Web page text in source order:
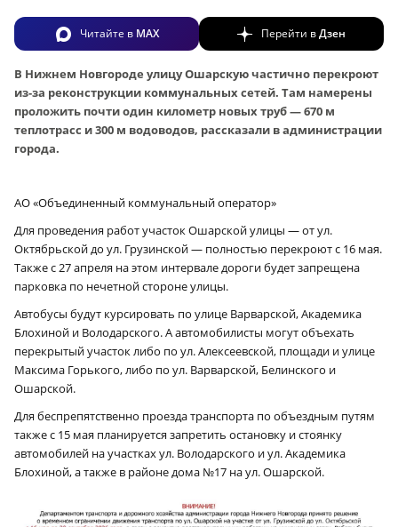
Читайте в MAX Перейти вДзен
В Нижнем Новгороде улицу Ошарскую частично перекроют
из-за реконструкции коммунальных сетей. Там намерены
проложить почти один километр новых труб — 670 м
теплотрасс и 300 м водоводов, рассказали в администрации
города.
АО «Объединенный коммунальный оператор»
Для проведения работ участок Ошарской улицы — от ул.
Октябрьской до ул. Грузинской — полностью перекроют с 16 мая.
Также с 27 апреля на этом интервале дороги будет запрещена
парковка по нечетной стороне улицы.
Автобусы будут курсировать по улице Варварской, Академика
Блохиной и Володарского. А автомобилисты могут объехать
перекрытый участок либо по ул. Алексеевской, площади и улице
Максима Горького, либо по ул. Варварской, Белинского и
Ошарской.
Для беспрепятственно проезда транспорта по объездным путям
также с 15 мая планируется запретить остановку и стоянку
автомобилей на участках ул. Володарского и ул. Академика
Блохиной, а также в районе дома №17 на ул. Ошарской.